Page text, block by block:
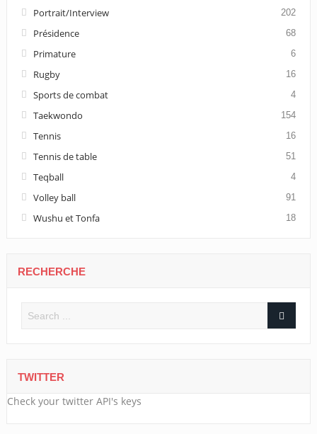
Portrait/Interview 202
Présidence 68
Primature 6
Rugby 16
Sports de combat 4
Taekwondo 154
Tennis 16
Tennis de table 51
Teqball 4
Volley ball 91
Wushu et Tonfa 18
RECHERCHE
TWITTER
Check your twitter API's keys